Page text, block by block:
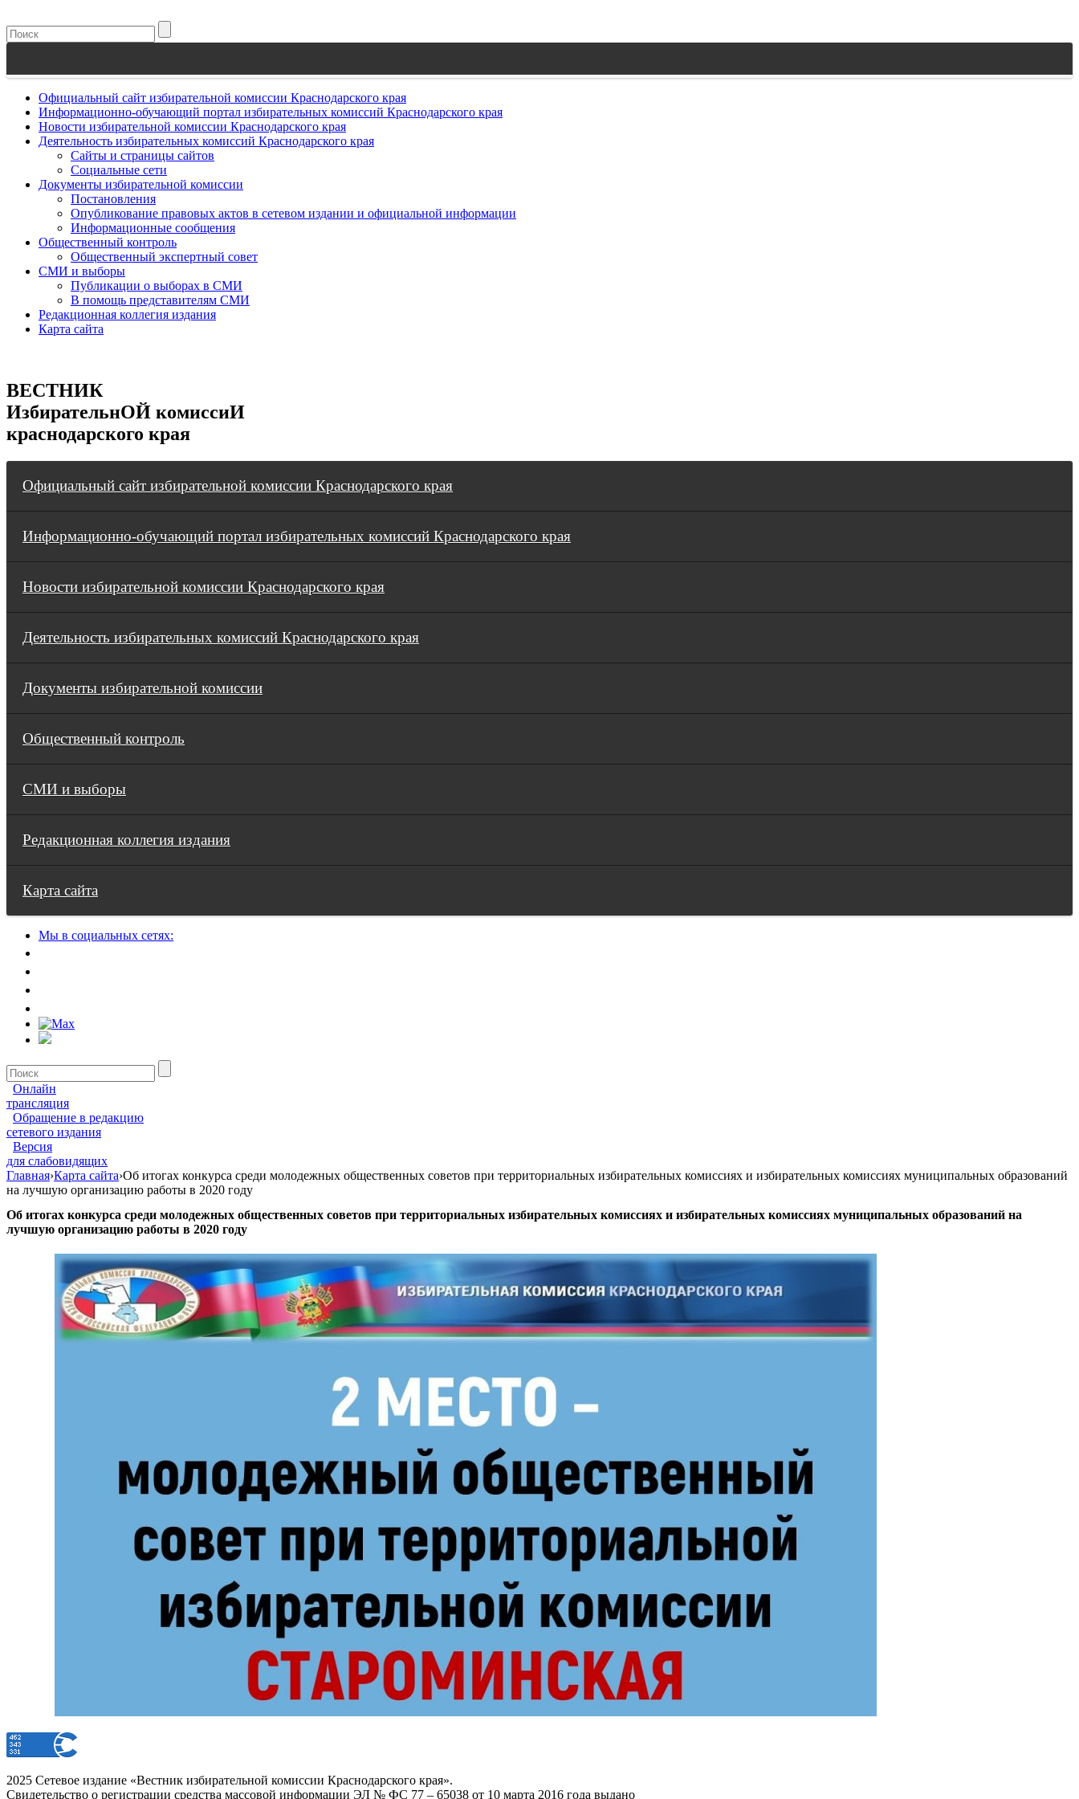
Официальный сайт избирательной комиссии Краснодарского края
Информационно-обучающий портал избирательных комиссий Краснодарского края
Новости избирательной комиссии Краснодарского края
Деятельность избирательных комиссий Краснодарского края
Сайты и страницы сайтов
Социальные сети
Документы избирательной комиссии
Постановления
Опубликование правовых актов в сетевом издании и официальной информации
Информационные сообщения
Общественный контроль
Общественный экспертный совет
СМИ и выборы
Публикации о выборах в СМИ
В помощь представителям СМИ
Редакционная коллегия издания
Карта сайта
ВЕСТНИК
ИзбирательнОЙ комиссиИ
краснодарского края
Официальный сайт избирательной комиссии Краснодарского края
Информационно-обучающий портал избирательных комиссий Краснодарского края
Новости избирательной комиссии Краснодарского края
Деятельность избирательных комиссий Краснодарского края
Документы избирательной комиссии
Общественный контроль
СМИ и выборы
Редакционная коллегия издания
Карта сайта
Мы в социальных сетях:
Онлайн
трансляция
Обращение в редакцию
сетевого издания
Версия
для слабовидящих
Главная›Карта сайта›Об итогах конкурса среди молодежных общественных советов при территориальных избирательных комиссиях и избирательных комиссиях муниципальных образований
на лучшую организацию работы в 2020 году
Об итогах конкурса среди молодежных общественных советов при территориальных избирательных комиссиях и избирательных комиссиях муниципальных образований на
лучшую организацию работы в 2020 году
2025 Сетевое издание «Вестник избирательной комиссии Краснодарского края».
Свидетельство о регистрации средства массовой информации ЭЛ № ФС 77 – 65038 от 10 марта 2016 года выдано